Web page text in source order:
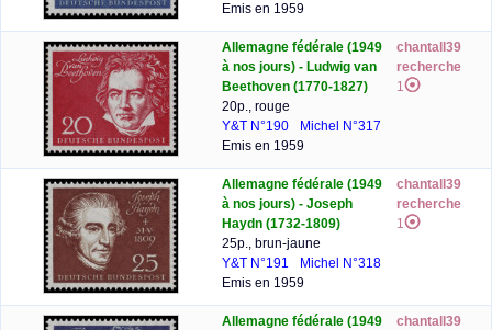
Emis en 1959
Allemagne fédérale (1949
à nos jours) - Ludwig van
Beethoven (1770-1827)
20p., rouge
Y&T N°190
Michel N°317
Emis en 1959
chantall39
recherche
1
Allemagne fédérale (1949
à nos jours) - Joseph
Haydn (1732-1809)
25p., brun-jaune
Y&T N°191
Michel N°318
Emis en 1959
chantall39
recherche
1
Allemagne fédérale (1949
chantall39